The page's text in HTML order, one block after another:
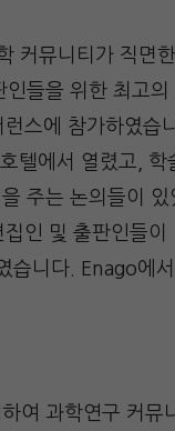
커뮤니티가 직면
들을 위한 최고
런스에 참가하였습
텔에서 열렸고,
주는 논의들이
인 및 출판인들
습니다. Enago
여 과학연구 커